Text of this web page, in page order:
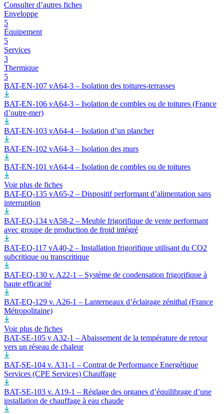
Consulter d’autres fiches
Enveloppe
5
Équipement
5
Services
3
Thermique
5
BAT-EN-107 vA64-3 – Isolation des toitures-terrasses
BAT-EN-106 vA64-3 – Isolation de combles ou de toitures (France
d’outre-mer)
BAT-EN-103 vA64-4 – Isolation d’un plancher
BAT-EN-102 vA64-3 – Isolation des murs
BAT-EN-101 vA64-4 – Isolation de combles ou de toitures
Voir plus de fiches
BAT-EQ-135 vA65-2 – Dispositif performant d’alimentation sans
interruption
BAT-EQ-134 vA58-2 – Meuble frigorifique de vente performant
avec groupe de production de froid intégré
BAT-EQ-117 vA40-2 – Installation frigorifique utilisant du CO2
subcritique ou transcritique
BAT-EQ-130 v. A22-1 – Système de condensation frigorifique à
haute efficacité
BAT-EQ-129 v. A26-1 – Lanterneaux d’éclairage zénithal (France
Métropolitaine)
Voir plus de fiches
BAT-SE-105 v A32-1 – Abaissement de la température de retour
vers un réseau de chaleur
BAT-SE-104 v. A31-1 – Contrat de Performance Energétique
Services (CPE Services) Chauffage
BAT-SE-103 v. A19-1 – Réglage des organes d’équilibrage d’une
installation de chauffage à eau chaude